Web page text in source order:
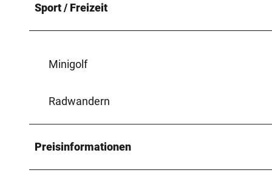
Sport / Freizeit
Minigolf
Radwandern
Preisinformationen